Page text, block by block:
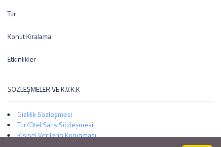
Tur
Konut Kiralama
Etkinlikler
SÖZLEŞMELER VE K.V.K.K
Gizlilik Sözleşmesi
Tur/Otel Satış Sözleşmesi
Kişisel Verilerin Korunması